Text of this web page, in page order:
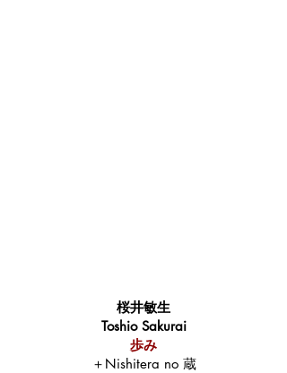
桜井敏生
Toshio Sakurai
歩み
＋Nishitera no 蔵